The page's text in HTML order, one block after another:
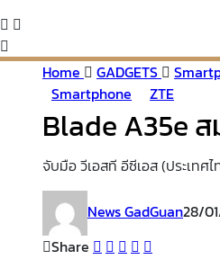
Home GADGETS
Smartphone
ZTE
Blade A35e
จับมือ วีเอสที อีซีเอส (ประเทศ
News GadGuan28/
Share